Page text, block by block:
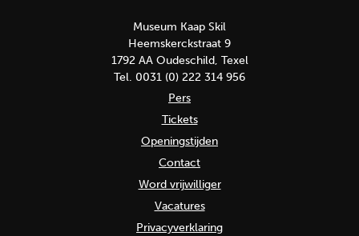
Museum Kaap Skil
Heemskerckstraat 9
1792 AA Oudeschild, Texel
Tel. 0031 (0) 222 314 956
Pers
Tickets
Openingstijden
Contact
Word vrijwilliger
Vacatures
Privacyverklaring